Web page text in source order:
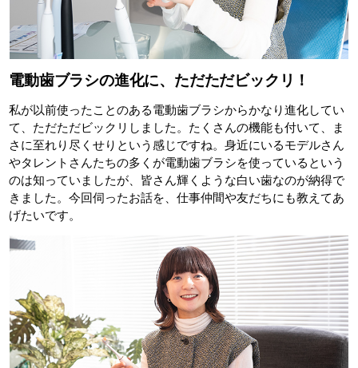
電動歯ブラシの進化に、ただただビックリ！
私が以前使ったことのある電動歯ブラシからかなり進化してい
て、ただただビックリしました。たくさんの機能も付いて、ま
さに至れり尽くせりという感じですね。身近にいるモデルさん
やタレントさんたちの多くが電動歯ブラシを使っているという
のは知っていましたが、皆さん輝くような白い歯なのが納得で
きました。今回伺ったお話を、仕事仲間や友だちにも教えてあ
げたいです。